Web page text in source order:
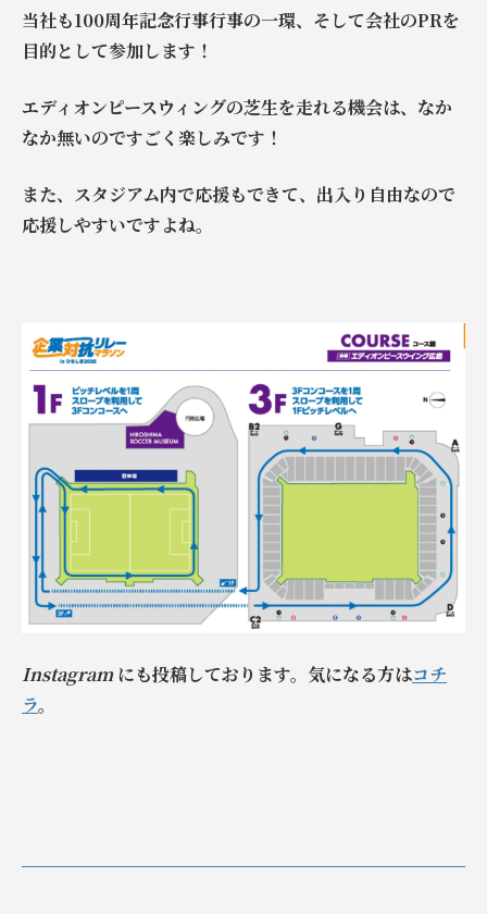
当社も100周年記念行事行事の一環、そして会社のPRを
目的として参加します！
エディオンピースウィングの芝生を走れる機会は、なか
なか無いのですごく楽しみです！
また、スタジアム内で応援もできて、出入り自由なので
応援しやすいですよね。
Instagram にも投稿しております。気になる方はコチ
ラ。